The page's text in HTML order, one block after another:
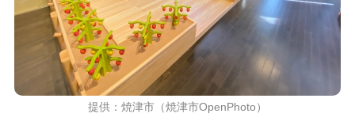
提供：焼津市（焼津市OpenPhoto）